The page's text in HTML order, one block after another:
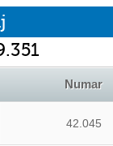
Numar
42.045